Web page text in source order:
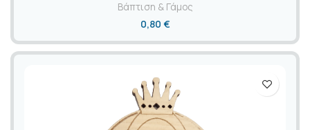
Βάπτιση & Γάμος
0,80 €